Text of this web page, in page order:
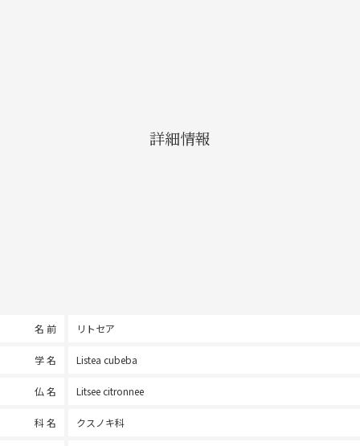
詳細情報
名 前 リトセア
学 名 Listea cubeba
仏 名 Litsee citronnee
科 名 クスノキ科